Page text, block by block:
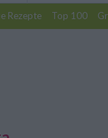
Rezepte Top 100